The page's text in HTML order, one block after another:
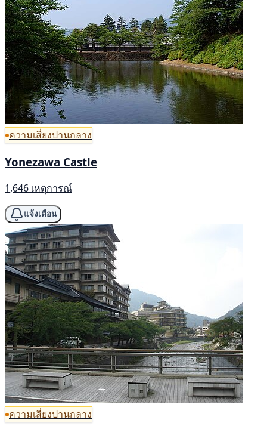
ความเสี่ยงปานกลาง
Yonezawa Castle
1,646 เหตุการณ์
แจ้งเตือน
ความเสี่ยงปานกลาง